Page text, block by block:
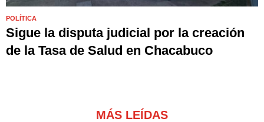
POLÍTICA
Sigue la disputa judicial por la creación
de la Tasa de Salud en Chacabuco
MÁS LEÍDAS